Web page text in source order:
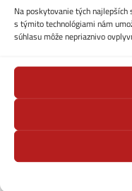
Na poskytovanie tých
s týmito technológiami nám
súhlasu môže nepriaznivo
Auto/Moto/Tech
ČESKO